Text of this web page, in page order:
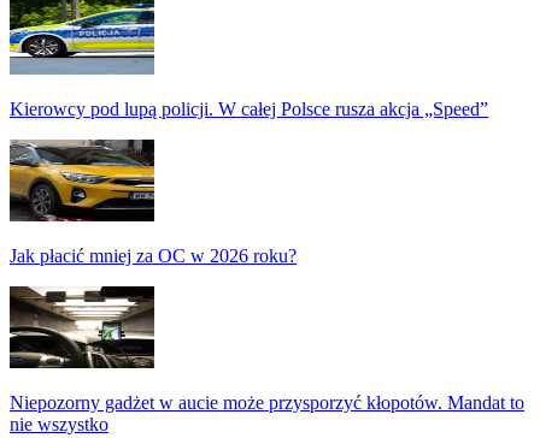
Kierowcy pod lupą policji. W całej Polsce rusza akcja „Speed”
Jak płacić mniej za OC w 2026 roku?
Niepozorny gadżet w aucie może przysporzyć kłopotów. Mandat to
nie wszystko